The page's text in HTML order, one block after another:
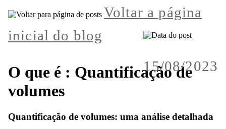
15/08/2023
Voltar a página
inicial do blog
O que é : Quantificação de
volumes
Quantificação de volumes: uma análise detalhada